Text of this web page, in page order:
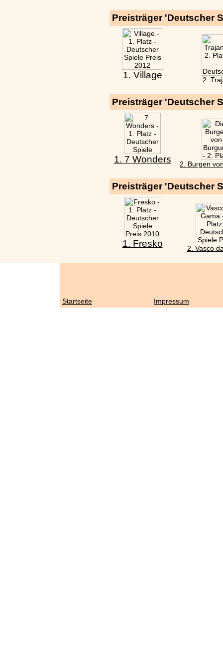
Preisträger 'Deutscher
1. Village 2.
Preisträger 'Deutscher
1. 7 Wonders 2. Burgen
Preisträger 'Deutscher
1. Fresko 2. Vasco
Startseite Impressum